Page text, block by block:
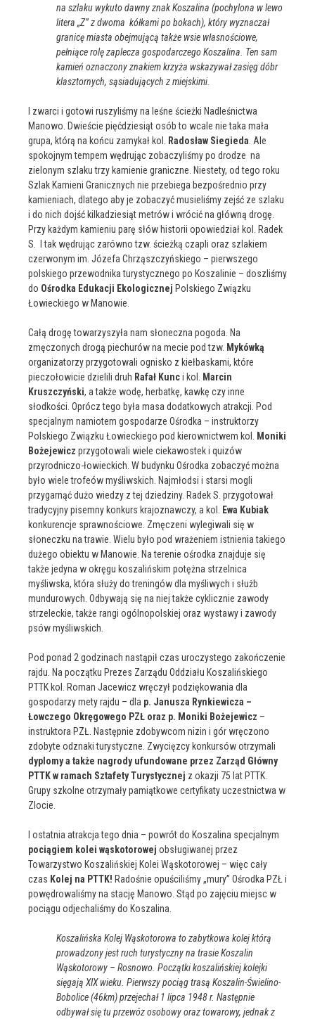
na szlaku wykuto dawny znak Koszalina (pochylona w lewo
litera „Z” z dwoma kółkami po bokach), który wyznaczał
granicę miasta obejmującą także wsie własnościowe,
pełniące rolę zaplecza gospodarczego Koszalina. Ten sam
kamień oznaczony znakiem krzyża wskazywał zasięg dóbr
klasztornych, sąsiadujących z miejskimi.
I zwarci i gotowi ruszyliśmy na leśne ścieżki Nadleśnictwa
Manowo. Dwieście pięćdziesiąt osób to wcale nie taka mała
grupa, którą na końcu zamykał kol. Radosław Siegieda. Ale
spokojnym tempem wędrując zobaczyliśmy po drodze na
zielonym szlaku trzy kamienie graniczne. Niestety, od tego roku
Szlak Kamieni Granicznych nie przebiega bezpośrednio przy
kamieniach, dlatego aby je zobaczyć musieliśmy zejść ze szlaku
i do nich dojść kilkadziesiąt metrów i wrócić na główną drogę.
Przy każdym kamieniu parę słów historii opowiedział kol. Radek
S. I tak wędrując zarówno tzw. ścieżką czapli oraz szlakiem
czerwonym im. Józefa Chrząszczyńskiego – pierwszego
polskiego przewodnika turystycznego po Koszalinie – doszliśmy
do Ośrodka Edukacji Ekologicznej Polskiego Związku
Łowieckiego w Manowie.
Całą drogę towarzyszyła nam słoneczna pogoda. Na
zmęczonych drogą piechurów na mecie pod tzw. Mykówką
organizatorzy przygotowali ognisko z kiełbaskami, które
pieczołowicie dzielili druh Rafał Kunci kol. Marcin
Kruszczyński, a także wodę, herbatkę, kawkę czy inne
słodkości. Oprócz tego była masa dodatkowych atrakcji. Pod
specjalnym namiotem gospodarze Ośrodka – instruktorzy
Polskiego Związku Łowieckiego pod kierownictwem kol. Moniki
Bożejewicz przygotowali wiele ciekawostek i quizów
przyrodniczo-łowieckich. W budynku Ośrodka zobaczyć można
było wiele trofeów myśliwskich. Najmłodsi i starsi mogli
przygarnąć dużo wiedzy z tej dziedziny. Radek S. przygotował
tradycyjny pisemny konkurs krajoznawczy, a kol. Ewa Kubiak
konkurencje sprawnościowe. Zmęczeni wylegiwali się w
słoneczku na trawie. Wielu było pod wrażeniem istnienia takiego
dużego obiektu w Manowie. Na terenie ośrodka znajduje się
także jedyna w okręgu koszalińskim potężna strzelnica
myśliwska, która służy do treningów dla myśliwych i służb
mundurowych. Odbywają się na niej także cyklicznie zawody
strzeleckie, także rangi ogólnopolskiej oraz wystawy i zawody
psów myśliwskich.
Pod ponad 2 godzinach nastąpił czas uroczystego zakończenie
rajdu. Na początku Prezes Zarządu Oddziału Koszalińskiego
PTTK kol. Roman Jacewicz wręczył podziękowania dla
gospodarzy mety rajdu – dla p. Janusza Rynkiewicza –
Łowczego Okręgowego PZŁ oraz p. Moniki Bożejewicz –
instruktora PZŁ. Następnie zdobywcom nizin i gór wręczono
zdobyte odznaki turystyczne. Zwycięzcy konkursów otrzymali
dyplomy a także nagrody ufundowane przez Zarząd Główny
PTTK w ramach Sztafety Turystycznej z okazji 75 lat PTTK.
Grupy szkolne otrzymały pamiątkowe certyfikaty uczestnictwa w
Zlocie.
I ostatnia atrakcja tego dnia – powrót do Koszalina specjalnym
pociągiem kolei wąskotorowej obsługiwanej przez
Towarzystwo Koszalińskiej Kolei Wąskotorowej – więc cały
czas Kolej na PTTK! Radośnie opuściliśmy „mury” Ośrodka PZŁ i
powędrowaliśmy na stację Manowo. Stąd po zajęciu miejsc w
pociągu odjechaliśmy do Koszalina.
Koszalińska Kolej Wąskotorowa to zabytkowa kolej którą
prowadzony jest ruch turystyczny na trasie Koszalin
Wąskotorowy – Rosnowo. Początki koszalińskiej kolejki
sięgają XIX wieku. Pierwszy pociąg trasą Koszalin-Świelino-
Bobolice (46km) przejechał 1 lipca 1948 r. Następnie
odbywał się tu przewóz osobowy oraz towarowy, jednak z